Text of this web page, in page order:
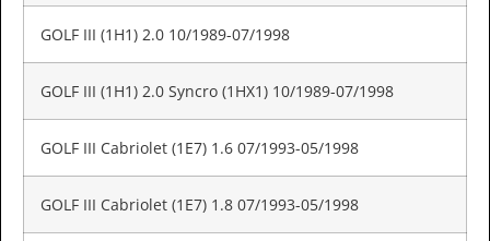
GOLF III (1H1) 2.0 10/1989-07/1998
GOLF III (1H1) 2.0 Syncro (1HX1) 10/1989-07/1998
GOLF III Cabriolet (1E7) 1.6 07/1993-05/1998
GOLF III Cabriolet (1E7) 1.8 07/1993-05/1998